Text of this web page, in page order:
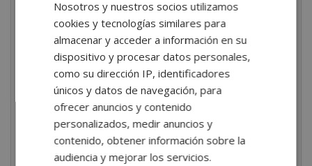
Comprender ladinámica de los grupos urbanos
violentos, sus jerarquías, métodos de reclutamiento
y repercusiones sociales.
Salidas profesionales
Esta doble titulación abre un amplio abanico de
oportunidades laborales, entre ellas:
Consultoría enprevención de conflictos
Nosotros y nuestros socios utilizamos
cookies y tecnologías similares para
almacenar y acceder a información en su
dispositivo y procesar datos personales,
como su dirección IP, identificadores
únicos y datos de navegación, para
ofrecer anuncios y contenido
personalizados, medir anuncios y
contenido, obtener información sobre la
audiencia y mejorar los servicios.